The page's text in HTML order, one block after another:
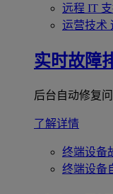
远程 IT
运营技术
实时故障
后台自动修复
了解详情
终端设备
终端设备